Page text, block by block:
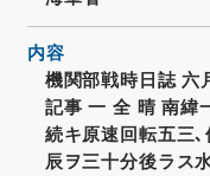
内容
機関部戦時日誌 六
記事 一 全 晴 南緯
続キ原速回転五三
辰ヲ三十分後ラス